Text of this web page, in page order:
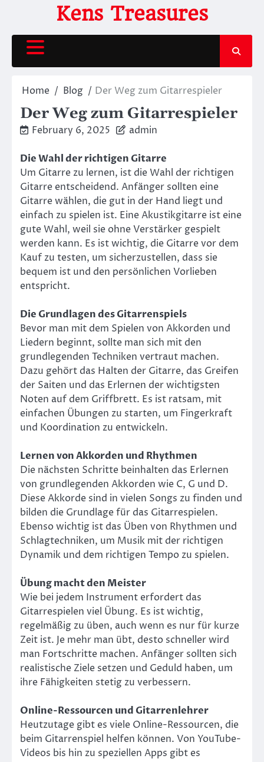
content
Kens Treasures
Home Blog Der Weg zum Gitarrespieler
Der Weg zum Gitarrespieler
February 6, 2025 admin
Die Wahl der richtigen Gitarre
Um Gitarre zu lernen, ist die Wahl der richtigen
Gitarre entscheidend. Anfänger sollten eine
Gitarre wählen, die gut in der Hand liegt und
einfach zu spielen ist. Eine Akustikgitarre ist eine
gute Wahl, weil sie ohne Verstärker gespielt
werden kann. Es ist wichtig, die Gitarre vor dem
Kauf zu testen, um sicherzustellen, dass sie
bequem ist und den persönlichen Vorlieben
entspricht.
Die Grundlagen des Gitarrenspiels
Bevor man mit dem Spielen von Akkorden und
Liedern beginnt, sollte man sich mit den
grundlegenden Techniken vertraut machen.
Dazu gehört das Halten der Gitarre, das Greifen
der Saiten und das Erlernen der wichtigsten
Noten auf dem Griffbrett. Es ist ratsam, mit
einfachen Übungen zu starten, um Fingerkraft
und Koordination zu entwickeln.
Lernen von Akkorden und Rhythmen
Die nächsten Schritte beinhalten das Erlernen
von grundlegenden Akkorden wie C, G und D.
Diese Akkorde sind in vielen Songs zu finden und
bilden die Grundlage für das Gitarrespielen.
Ebenso wichtig ist das Üben von Rhythmen und
Schlagtechniken, um Musik mit der richtigen
Dynamik und dem richtigen Tempo zu spielen.
Übung macht den Meister
Wie bei jedem Instrument erfordert das
Gitarrespielen viel Übung. Es ist wichtig,
regelmäßig zu üben, auch wenn es nur für kurze
Zeit ist. Je mehr man übt, desto schneller wird
man Fortschritte machen. Anfänger sollten sich
realistische Ziele setzen und Geduld haben, um
ihre Fähigkeiten stetig zu verbessern.
Online-Ressourcen und Gitarrenlehrer
Heutzutage gibt es viele Online-Ressourcen, die
beim Gitarrenspiel helfen können. Von YouTube-
Videos bis hin zu speziellen Apps gibt es